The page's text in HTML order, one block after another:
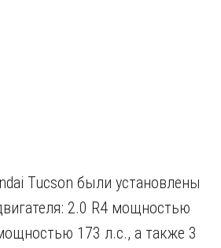
Tucson были установлены
2.0 R4 мощностью
173 л.с., а также 3